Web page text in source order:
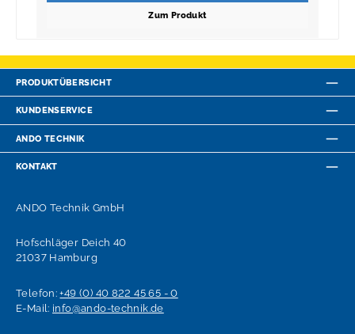
Zum Produkt
PRODUKTÜBERSICHT
KUNDENSERVICE
ANDO TECHNIK
KONTAKT
ANDO Technik GmbH
Hofschläger Deich 40
21037 Hamburg
Telefon:+49 (0) 40 822 45 65 - 0
E-Mail: info@ando-technik.de